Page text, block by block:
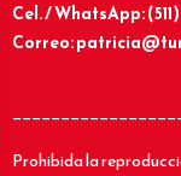
Cel. / WhatsApp:
Correo:
Prohibida la